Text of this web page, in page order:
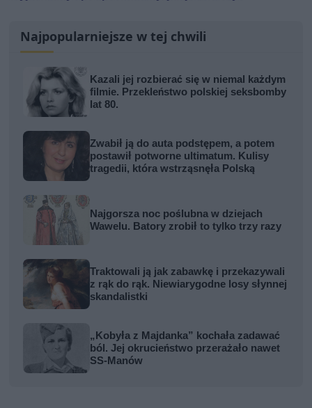
Najpopularniejsze w tej chwili
Kazali jej rozbierać się w niemal każdym
filmie. Przekleństwo polskiej seksbomby
lat 80.
Zwabił ją do auta podstępem, a potem
postawił potworne ultimatum. Kulisy
tragedii, która wstrząsnęła Polską
Najgorsza noc poślubna w dziejach
Wawelu. Batory zrobił to tylko trzy razy
Traktowali ją jak zabawkę i przekazywali
z rąk do rąk. Niewiarygodne losy słynnej
skandalistki
„Kobyła z Majdanka” kochała zadawać
ból. Jej okrucieństwo przerażało nawet
SS-Manów